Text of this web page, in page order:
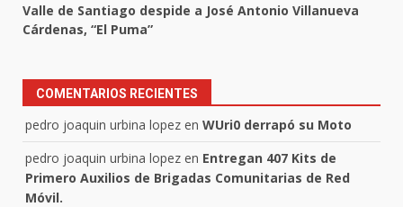
Valle de Santiago despide a José Antonio Villanueva
Cárdenas, “El Puma”
COMENTARIOS RECIENTES
pedro joaquin urbina lopez en WUri0 derrapó su Moto
pedro joaquin urbina lopez en Entregan 407 Kits de
Primero Auxilios de Brigadas Comunitarias de Red
Móvil.